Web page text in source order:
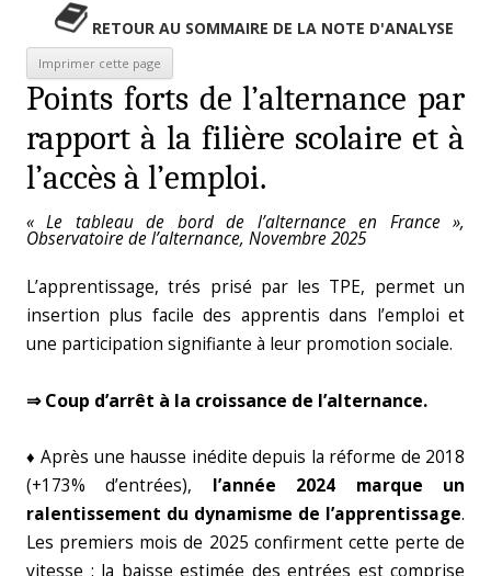
RETOUR AU SOMMAIRE DE LA NOTE D'ANALYSE
Points forts de l’alternance par
rapport à la filière scolaire et à
l’accès à l’emploi.
« Le tableau de bord de l’alternance en France »,
Observatoire de l’alternance, Novembre 2025
L’apprentissage, trés prisé par les TPE, permet un
insertion plus facile des apprentis dans l’emploi et
une participation signifiante à leur promotion sociale.
⇒ Coup d’arrêt à la croissance de l’alternance.
♦ Après une hausse inédite depuis la réforme de 2018
(+173% d’entrées), l’année 2024 marque un
ralentissement du dynamisme de l’apprentissage.
Les premiers mois de 2025 confirment cette perte de
vitesse : la baisse estimée des entrées est comprise